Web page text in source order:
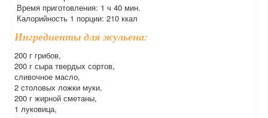
Время приготовления: 1 ч 40 мин.
Калорийность 1 порции: 210 ккал
Ингредиенты для жульена:
200 г грибов,
200 г сыра твердых сортов,
сливочное масло,
2 столовых ложки муки,
200 г жирной сметаны,
1 луковица,